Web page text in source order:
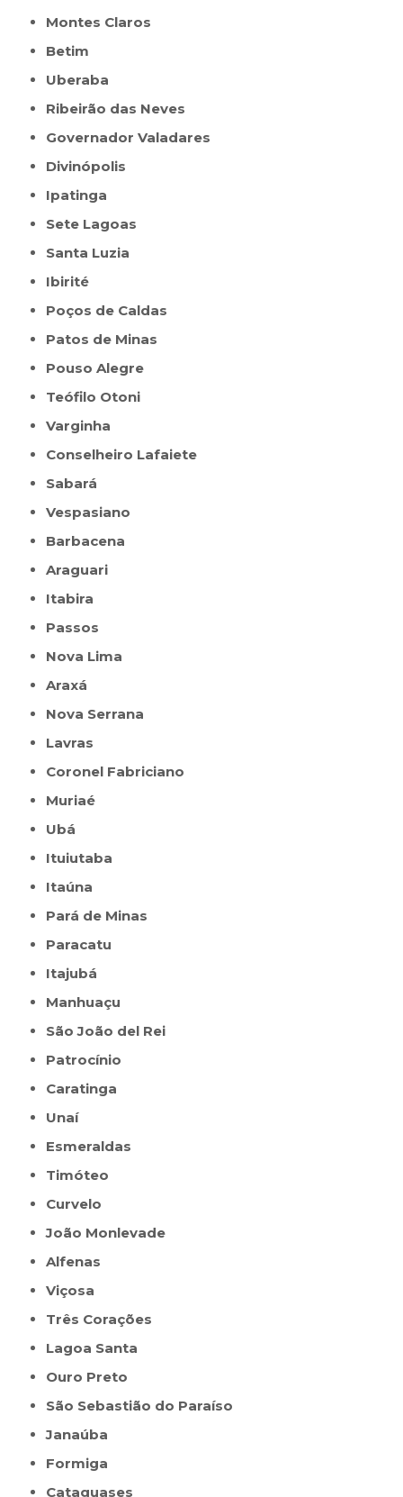
Montes Claros
Betim
Uberaba
Ribeirão das Neves
Governador Valadares
Divinópolis
Ipatinga
Sete Lagoas
Santa Luzia
Ibirité
Poços de Caldas
Patos de Minas
Pouso Alegre
Teófilo Otoni
Varginha
Conselheiro Lafaiete
Sabará
Vespasiano
Barbacena
Araguari
Itabira
Passos
Nova Lima
Araxá
Nova Serrana
Lavras
Coronel Fabriciano
Muriaé
Ubá
Ituiutaba
Itaúna
Pará de Minas
Paracatu
Itajubá
Manhuaçu
São João del Rei
Patrocínio
Caratinga
Unaí
Esmeraldas
Timóteo
Curvelo
João Monlevade
Alfenas
Viçosa
Três Corações
Lagoa Santa
Ouro Preto
São Sebastião do Paraíso
Janaúba
Formiga
Cataguases